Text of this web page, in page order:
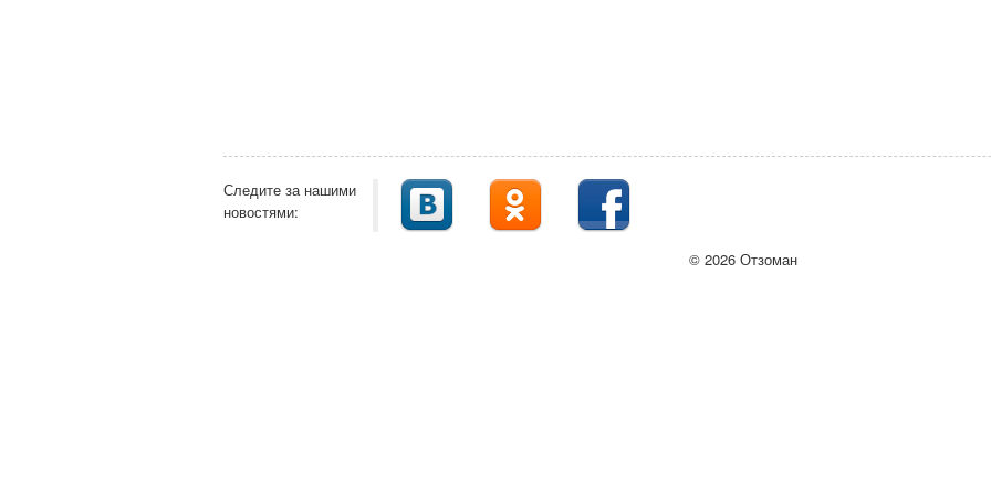
Следите за нашими
новостями:
© 2026 Отзоман